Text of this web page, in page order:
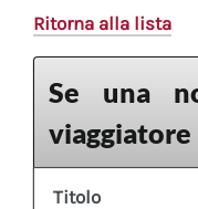
Ritorna alla lista
Se una
viaggiatore
Titolo